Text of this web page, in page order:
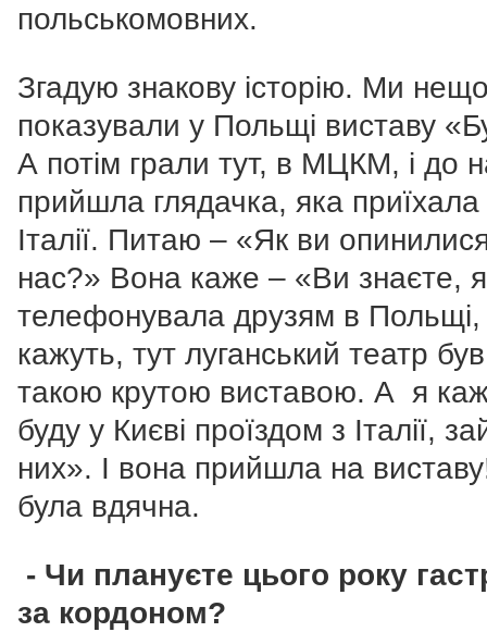
польськомовних.
Згадую знакову історію. Ми
показували у Польщі виставу
А потім грали тут, в МЦКМ, і до
прийшла глядачка, яка приїхала
Італії. Питаю – «Як ви
нас?» Вона каже – «Ви знаєте, я
телефонувала друзям в
кажуть, тут луганський театр
такою крутою виставою. А я
буду у Києві проїздом з Італії,
них». І вона прийшла на
була вдячна.
- Чи плануєте цього року
за кордоном?